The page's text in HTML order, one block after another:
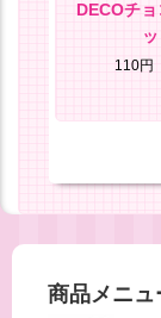
DECOチ
110円
商品メニュ